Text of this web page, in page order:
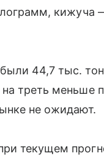
44,7 тыс.
треть меньше
не ожидают.
текущем